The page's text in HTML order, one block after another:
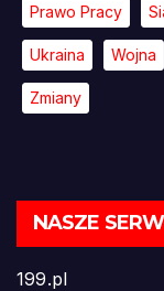
Prawo Pracy
Ukraina Wojna
Zmiany
NASZE
199.pl